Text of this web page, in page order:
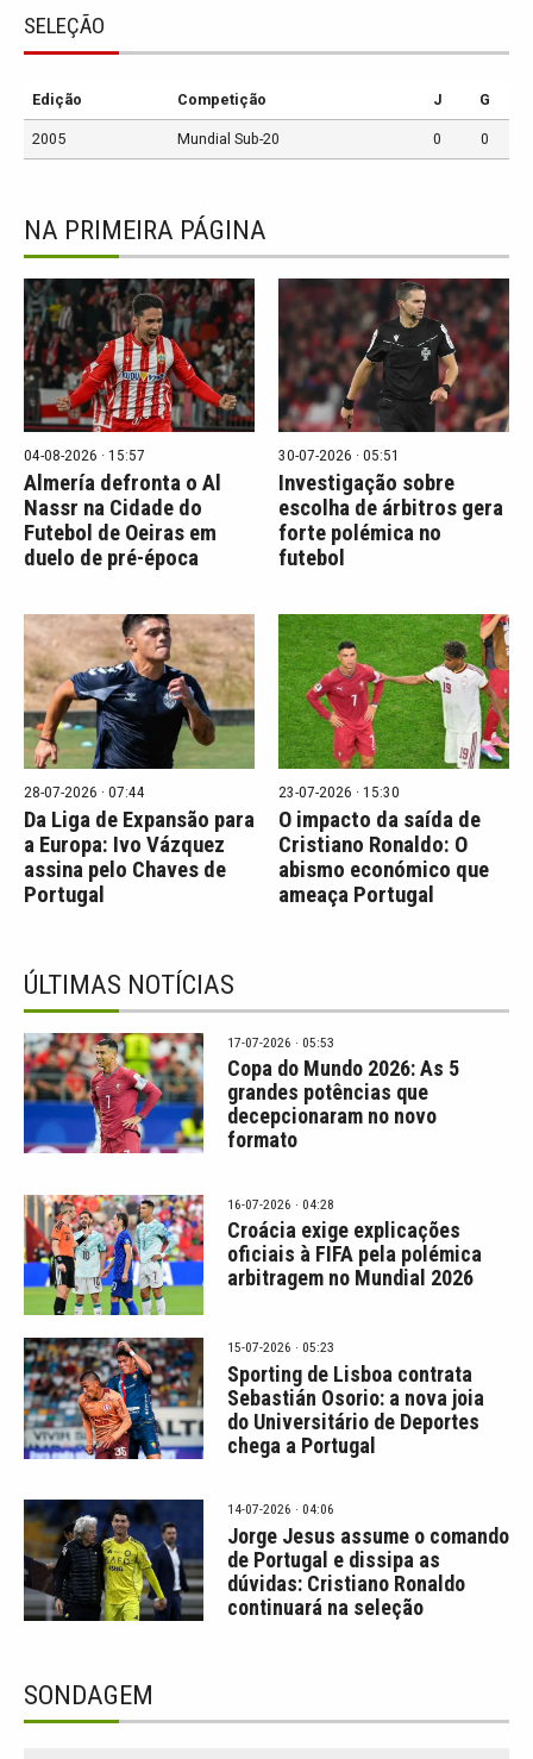
SELEÇÃO
Edição Competição J G
2005 Mundial Sub-20 0 0
NA PRIMEIRA PÁGINA
04-08-2026 · 15:57
Almería defronta o Al
Nassr na Cidade do
Futebol de Oeiras em
duelo de pré-época
30-07-2026 · 05:51
Investigação sobre
escolha de árbitros gera
forte polémica no
futebol
28-07-2026 · 07:44
Da Liga de Expansão para
a Europa: Ivo Vázquez
assina pelo Chaves de
Portugal
23-07-2026 · 15:30
O impacto da saída de
Cristiano Ronaldo: O
abismo económico que
ameaça Portugal
ÚLTIMAS NOTÍCIAS
17-07-2026 · 05:53
Copa do Mundo 2026: As 5
grandes potências que
decepcionaram no novo
formato
16-07-2026 · 04:28
Croácia exige explicações
oficiais à FIFA pela polémica
arbitragem no Mundial 2026
15-07-2026 · 05:23
Sporting de Lisboa contrata
Sebastián Osorio: a nova joia
do Universitário de Deportes
chega a Portugal
14-07-2026 · 04:06
Jorge Jesus assume o comando
de Portugal e dissipa as
dúvidas: Cristiano Ronaldo
continuará na seleção
SONDAGEM